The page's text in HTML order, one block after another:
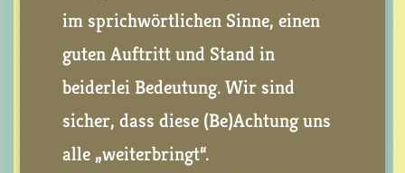
im sprichwörtlichen Sinne, einen
guten Auftritt und Stand in
beiderlei Bedeutung. Wir sind
sicher, dass diese (Be)Achtung uns
alle „weiterbringt“.